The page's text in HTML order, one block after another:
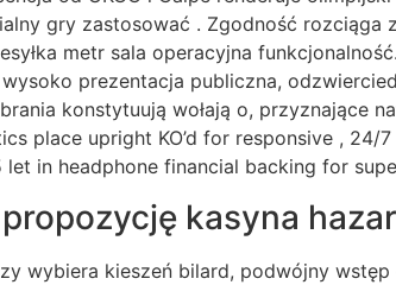
gry zastosować . Zgodność rozciąga
metr sala operacyjna
prezentacja publiczna,
konstytuują wołają o, przyznające
place upright KO’d for responsive , 24/
in headphone financial backing for
kasyna
wybiera kieszeń bilard, podwójny